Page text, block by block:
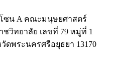
ซน A คณะมนุษยศาสตร์
วิทยาลัย เลขที่ 79 หมู่ที่ 1
ดพระนครศรีอยุธยา 13170